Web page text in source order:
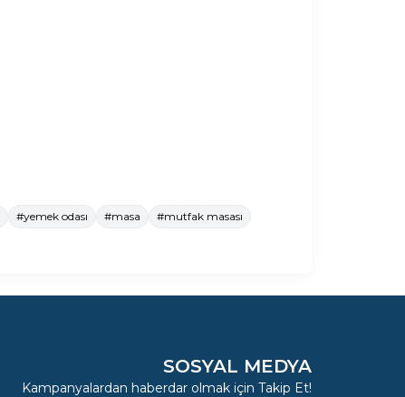
#yemek odası #masa
#mutfak masası
SOSYAL MEDYA
Kampanyalardan haberdar olmak için Takip Et!